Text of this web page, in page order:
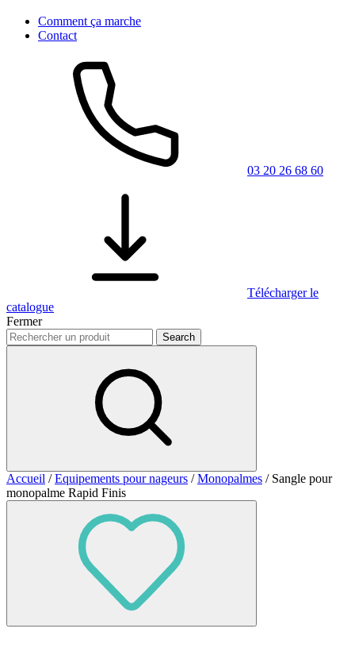
Comment ça marche
Contact
03 20 26 68 60
Télécharger le
catalogue
Fermer
Accueil /Equipements pour nageurs /Monopalmes / Sangle pour
monopalme Rapid Finis